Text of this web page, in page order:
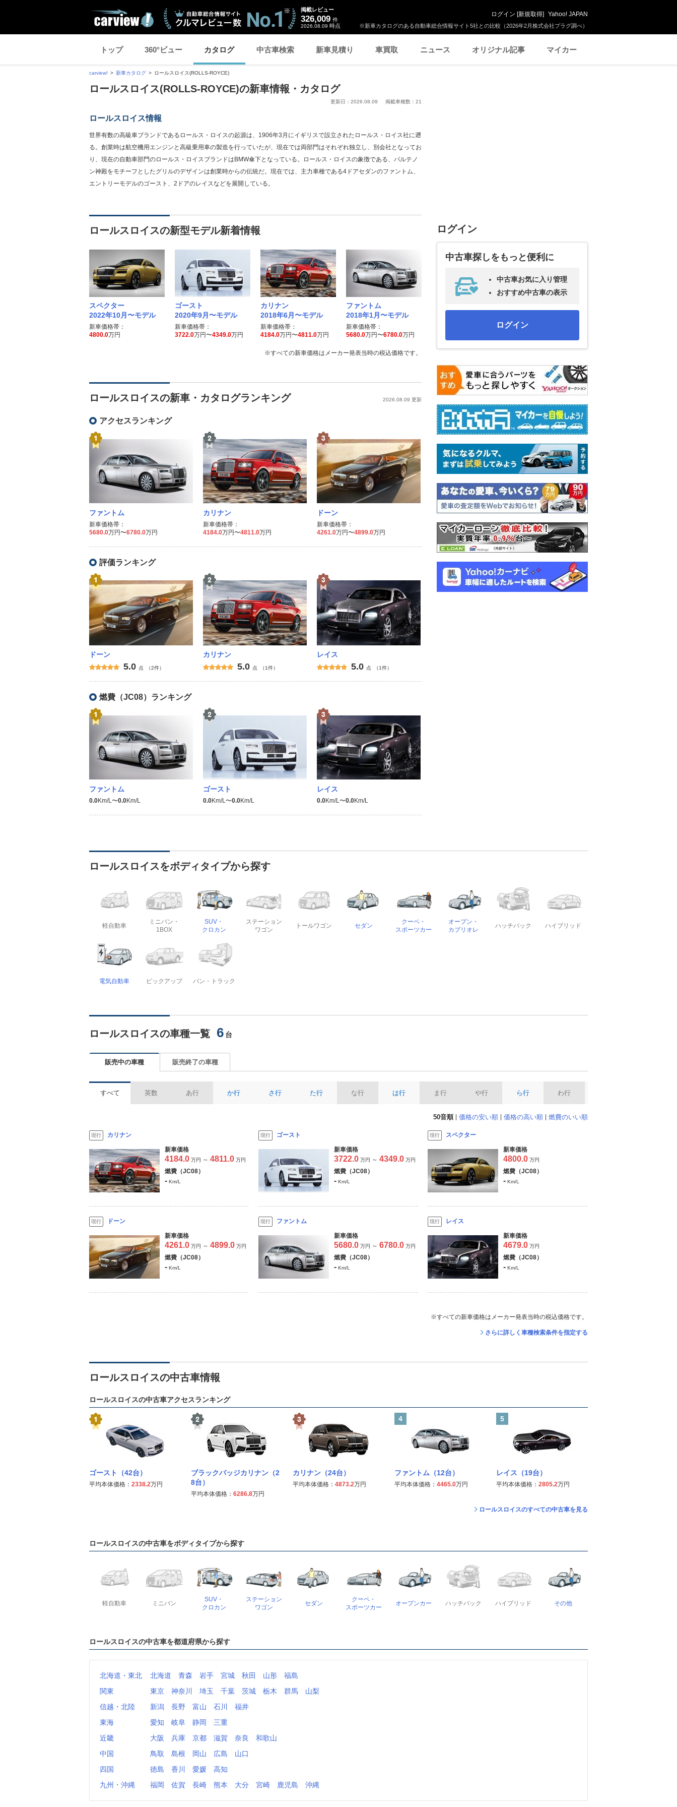
※新車カタログのある自動車総合情報サイト5社との比較（2026年2月株式会社プラグ調べ）
掲載レビュー
326,009 件
2026.08.09 時点
ログイン [新規取得] Yahoo! JAPAN
トップ 360°ビュー カタログ 中古車検索 新車見積り 車買取 ニュース オリジナル記事 マイカー
carview! 新車カタログ ロールスロイス(ROLLS-ROYCE)
ロールスロイス(ROLLS-ROYCE)の新車情報・カタログ
更新日： 2026.08.09 掲載車種数： 21
ロールスロイス情報
世界有数の高級車ブランドであるロールス・ロイスの起源は、1906年3月にイギリスで設立されたロールス・ロイス社に遡
る。創業時は航空機用エンジンと高級乗用車の製造を行っていたが、現在では両部門はそれぞれ独立し、別会社となってお
り、現在の自動車部門のロールス・ロイスブランドはBMW傘下となっている。ロールス・ロイスの象徴である、パルテノ
ン神殿をモチーフとしたグリルのデザインは創業時からの伝統だ。現在では、主力車種である4ドアセダンのファントム、
エントリーモデルのゴースト、2ドアのレイスなどを展開している。
ロールスロイスの新型モデル新着情報
スペクター
2022年10月〜モデル
新車価格帯：
4800.0万円
ゴースト
2020年9月〜モデル
新車価格帯：
3722.0万円〜4349.0万円
カリナン
2018年6月〜モデル
新車価格帯：
4184.0万円〜4811.0万円
ファントム
2018年1月〜モデル
新車価格帯：
5680.0万円〜6780.0万円
※すべての新車価格はメーカー発表当時の税込価格です。
ロールスロイスの新車・カタログランキング 2026.08.09 更新
アクセスランキング
ファントム
新車価格帯：
5680.0万円〜6780.0万円
カリナン
新車価格帯：
4184.0万円〜4811.0万円
ドーン
新車価格帯：
4261.0万円〜4899.0万円
評価ランキング
ドーン
5.0 点 （2件）
カリナン
5.0 点 （1件）
レイス
5.0 点 （1件）
燃費（JC08）ランキング
ファントム
0.0Km/L〜0.0Km/L
ゴースト
0.0Km/L〜0.0Km/L
レイス
0.0Km/L〜0.0Km/L
ログイン
中古車探しをもっと便利に
中古車お気に入り管理
おすすめ中古車の表示
ログイン
ロールスロイスをボディタイプから探す
軽自動車
ミニバン・
1BOX
SUV・
クロカン
ステーション
ワゴン
トールワゴン セダン
クーペ・
スポーツカー
オープン・
カブリオレ
ハッチバック ハイブリッド
電気自動車 ピックアップ バン・トラック
ロールスロイスの車種一覧 6 台
販売中の車種 販売終了の車種
すべて 英数 あ行 か行 さ行 た行 な行 は行 ま行 や行 ら行 わ行
50音順 価格の安い順 価格の高い順 燃費のいい順
現行 カリナン
新車価格
4184.0 万円 ～ 4811.0 万円
燃費（JC08）
- Km/L
現行 ゴースト
新車価格
3722.0 万円 ～ 4349.0 万円
燃費（JC08）
- Km/L
現行 スペクター
新車価格
4800.0 万円
燃費（JC08）
- Km/L
現行 ドーン
新車価格
4261.0 万円 ～ 4899.0 万円
燃費（JC08）
- Km/L
現行 ファントム
新車価格
5680.0 万円 ～ 6780.0 万円
燃費（JC08）
- Km/L
現行 レイス
新車価格
4679.0 万円
燃費（JC08）
- Km/L
※すべての新車価格はメーカー発表当時の税込価格です。
さらに詳しく車種検索条件を指定する
ロールスロイスの中古車情報
ロールスロイスの中古車アクセスランキング
ゴースト（42台）
平均本体価格： 2338.2万円
ブラックバッジカリナン（2
8台）
平均本体価格： 6286.8万円
カリナン（24台）
平均本体価格： 4873.2万円
4
ファントム（12台）
平均本体価格： 4465.0万円
5
レイス（19台）
平均本体価格： 2805.2万円
ロールスロイスのすべての中古車を見る
ロールスロイスの中古車をボディタイプから探す
軽自動車 ミニバン
SUV・
クロカン
ステーション
ワゴン
セダン
クーペ・
スポーツカー
オープンカー ハッチバック ハイブリッド その他
ロールスロイスの中古車を都道府県から探す
北海道・東北 北海道 青森 岩手 宮城 秋田 山形
福島
関東
東京 神奈川 埼玉 千葉 茨城 栃木 群馬
山梨
信越・北陸
新潟 長野 富山 石川
福井
東海
愛知 岐阜 静岡
三重
近畿
大阪 兵庫 京都 滋賀 奈良
和歌山
中国
鳥取 島根 岡山 広島
山口
四国
徳島 香川 愛媛
高知
九州・沖縄
福岡 佐賀 長崎 熊本 大分 宮崎 鹿児島 沖縄